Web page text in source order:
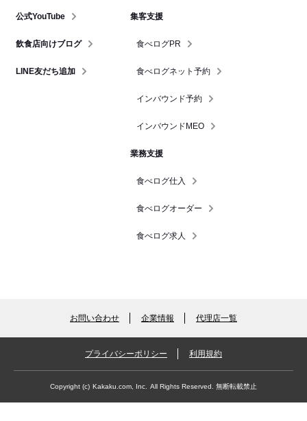
公式YouTube
飲食店向けブログ
LINE友だち追加
集客支援
食べログPR
食べログネット予約
インバウンド予約
インバウンドMEO
業務支援
食べログ仕入
食べログオーダー
食べログ求人
お問い合わせ 企業情報 代理店一覧
プライバシーポリシー 利用規約
Copyright (c) Kakaku.com, Inc. All Rights Reserved. 無断転載禁止